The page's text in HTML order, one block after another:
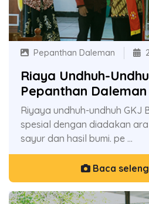
Pepanthan Daleman
Riaya Undhuh-
Pepanthan Daleman
Riyaya undhuh-undhuh GKJ
spesial dengan diadakan
sayur dan hasil bumi. pe ...
Baca